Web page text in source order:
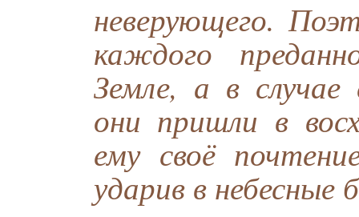
неверующего.
каждого
Земле, а в
они пришли в
ему своё
ударив в небесные